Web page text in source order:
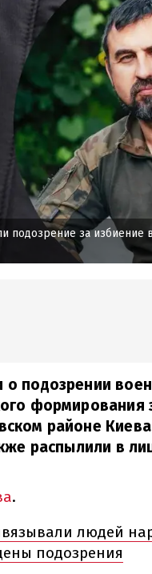
подозрение за избиение
о подозрении
формирования
районе
распылили в
.
людей
подозрения